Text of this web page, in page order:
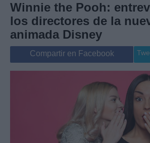
Internacional
Viajes
Winnie the Pooh:
los directores de la
animada Disney
Compartir en Facebook